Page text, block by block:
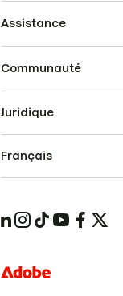
Assistance
Communauté
Juridique
Français